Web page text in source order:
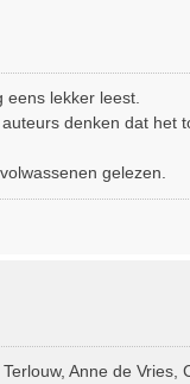
lekker leest.
denken dat het
gelezen.
Anne de Vries,